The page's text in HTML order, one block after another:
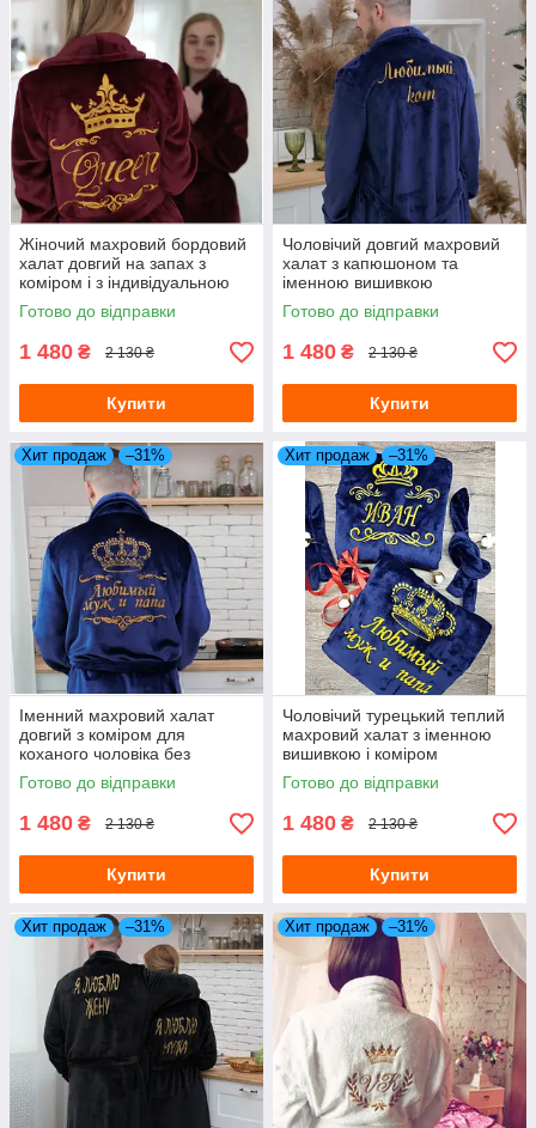
Жіночий махровий бордовий
халат довгий на запах з
коміром і з індивідуальною
вишивкою
Готово до відправки
1 480 ₴ 2 130 ₴
Купити
Чоловічий довгий махровий
халат з капюшоном та
іменною вишивкою
Готово до відправки
1 480 ₴ 2 130 ₴
Купити
Хит продаж –31%
Іменний махровий халат
довгий з коміром для
коханого чоловіка без
капюшона
Готово до відправки
1 480 ₴ 2 130 ₴
Купити
Хит продаж –31%
Чоловічий турецький теплий
махровий халат з іменною
вишивкою і коміром
Готово до відправки
1 480 ₴ 2 130 ₴
Купити
Хит продаж –31% Хит продаж –31%